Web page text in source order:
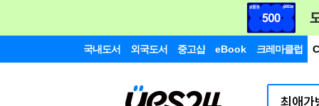
국내도서 외국도서 중고샵 eBook 크레마클럽